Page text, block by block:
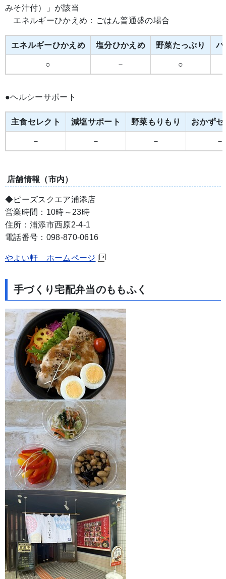
みそ汁付）」が該当
エネルギーひかえめ：ごはん普通盛の場合
エネルギーひかえめ 塩分ひかえめ 野菜たっぷり バ
○ － ○
●ヘルシーサポート
主食セレクト 減塩サポート 野菜もりもり おかず
－ － － －
店舗情報（市内）
◆ピーズスクエア浦添店
営業時間：10時～23時
住所：浦添市西原2-4-1
電話番号：098-870-0616
やよい軒 ホームページ
手づくり宅配弁当のももふく